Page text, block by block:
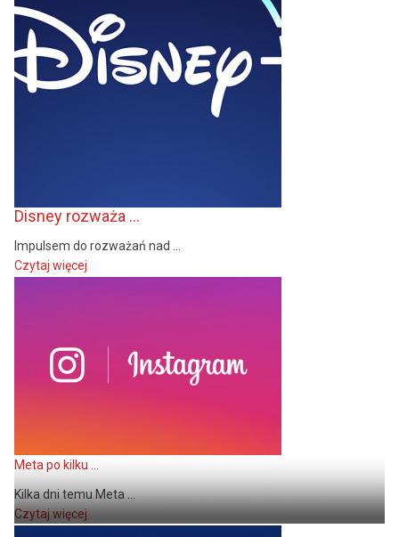
Disney rozważa ...
Impulsem do rozważań nad ...
Czytaj więcej
Meta po kilku ...
Kilka dni temu Meta ...
Czytaj więcej